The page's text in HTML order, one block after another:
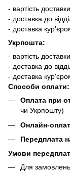
- вартість
- доставка до
- доставка
Укрпошта:
- вартість
- доставка до
- доставка
Способи оплати:
Оплата при
чи Укрпошту)
Онлайн-
Передплата
Умови
Для замовлень